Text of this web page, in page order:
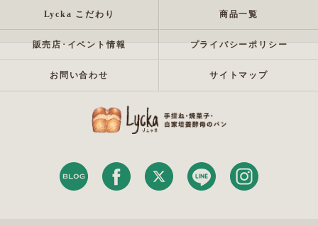
Lycka こだわり 商品一覧
販売店･イベント情報 プライバシーポリシー
お問い合わせ サイトマップ